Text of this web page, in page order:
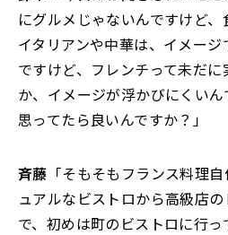
にグルメじゃないんですけど、
イタリアンや中華は、イメー
ですけど、フレンチって未だ
か、イメージが浮かびにくい
思ってたら良いんですか？」
斉藤 「そもそもフランス料理
ュアルなビストロから高級店
で、初めは町のビストロに行